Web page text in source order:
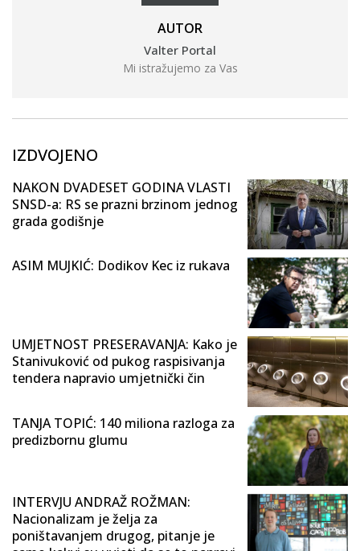
AUTOR
Valter Portal
Mi istražujemo za Vas
IZDVOJENO
NAKON DVADESET GODINA VLASTI
SNSD-a: RS se prazni brzinom jednog
grada godišnje
ASIM MUJKIĆ: Dodikov Kec iz rukava
UMJETNOST PRESERAVANJA: Kako je
Stanivuković od pukog raspisivanja
tendera napravio umjetnički čin
TANJA TOPIĆ: 140 miliona razloga za
predizbornu glumu
INTERVJU ANDRAŽ ROŽMAN:
Nacionalizam je želja za
poništavanjem drugog, pitanje je